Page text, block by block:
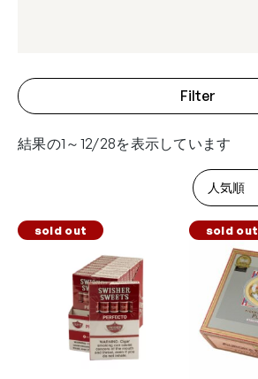
Filter
結果の1～12/28を表示しています
sold out sold out